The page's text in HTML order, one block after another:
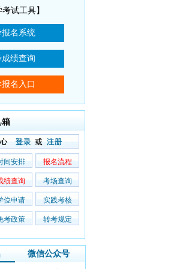
考试工具】
箱
间安排 报名流程
绩查询 考场查询
位申请 实践考核
考政策 转考规定
微信公众号